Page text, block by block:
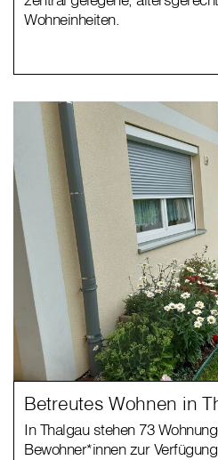
Wohneinheiten.
Betreutes Wohnen in
In Thalgau stehen 73
Bewohner*innen zur